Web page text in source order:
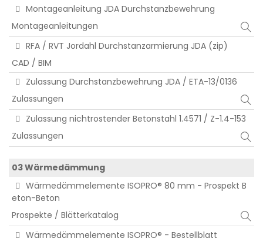
Montageanleitung JDA Durchstanzbewehrung
Montageanleitungen
RFA / RVT Jordahl Durchstanzarmierung JDA (zip)
CAD / BIM
Zulassung Durchstanzbewehrung JDA / ETA-13/0136
Zulassungen
Zulassung nichtrostender Betonstahl 1.4571 / Z-1.4-153
Zulassungen
03 Wärmedämmung
Wärmedämmelemente ISOPRO® 80 mm - Prospekt B
eton-Beton
Prospekte / Blätterkatalog
Wärmedämmelemente ISOPRO® - Bestellblatt